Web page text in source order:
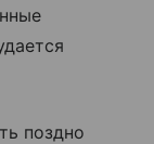
поздно